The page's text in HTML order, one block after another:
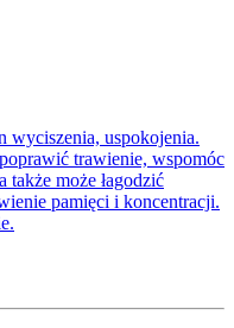
wyciszenia, uspokojenia.
trawienie, wspomóc
może łagodzić
pamięci i koncentracji.